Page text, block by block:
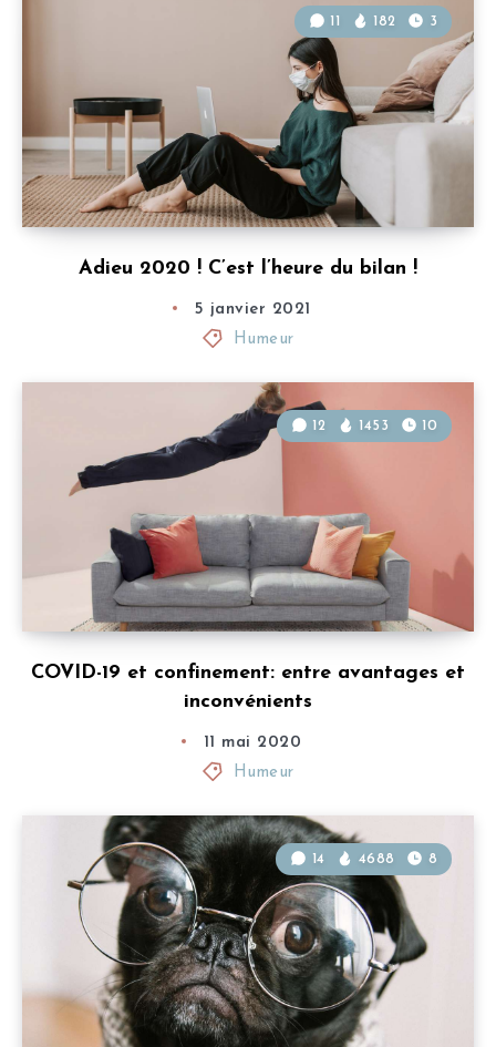
Adieu 2020 ! C’est l’heure du bilan !
11 182 3
5 janvier 2021
Humeur
COVID-19 et confinement: entre avantages et
inconvénients
12 1453 10
11 mai 2020
Humeur
14 4688 8